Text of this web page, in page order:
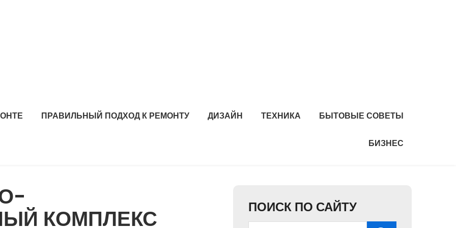
ПРАВИЛЬНЫЙ ПОДХОД К РЕМОНТУ ДИЗАЙН ТЕХНИКА БЫТОВЫЕ СОВЕТЫ
БИЗНЕС
КОМПЛЕКС ПОИСК ПО САЙТУ